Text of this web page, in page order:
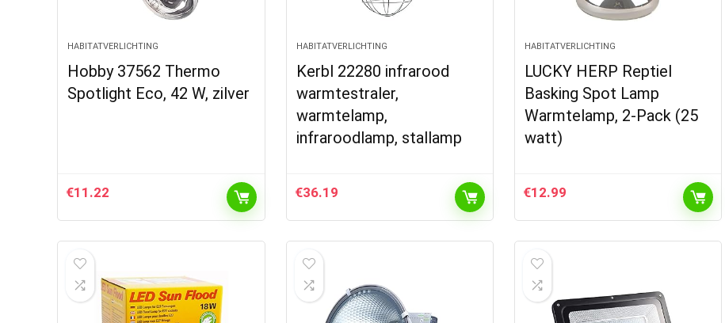
HABITATVERLICHTING
Hobby 37562 Thermo
Spotlight Eco, 42 W, zilver
€11.22
HABITATVERLICHTING
Kerbl 22280 infrarood
warmtestraler,
warmtelamp,
infraroodlamp, stallamp
€36.19
HABITATVERLICHTING
LUCKY HERP Reptiel
Basking Spot Lamp
Warmtelamp, 2-Pack (25
watt)
€12.99